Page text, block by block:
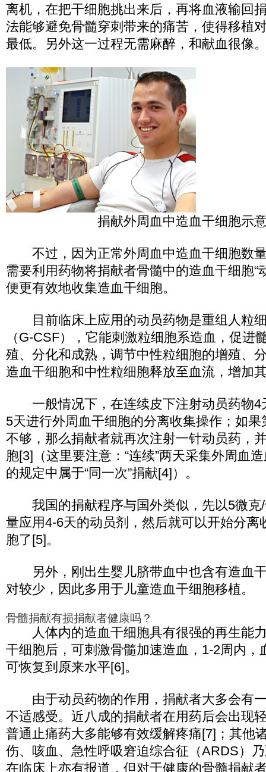
离机，在把干细胞挑出来后，再将血液输回
法能够避免骨髓穿刺带来的痛苦，使得移植
最低。另外这一过程无需麻醉，和献血很像
捐献外周血中造血干细胞示
不过，因为正常外周血中造血干细胞数
需要利用药物将捐献者骨髓中的造血干细胞“
便更有效地收集造血干细胞。
目前临床上应用的动员药物是重组人粒
（G-CSF），它能刺激粒细胞系造血，促进
殖、分化和成熟，调节中性粒细胞的增殖、
造血干细胞和中性粒细胞释放至血流，增加
一般情况下，在连续皮下注射动员药物4
5天进行外周血干细胞的分离收集操作；如
不够，那么捐献者就再次注射一针动员药，
胞[3]（这里要注意：“连续”两天采集外周血
的规定中属于“同一次”捐献[4]）。
我国的捐献程序与国外类似，先以5微克/
量应用4-6天的动员剂，然后就可以开始分离
胞了[5]。
另外，刚出生婴儿脐带血中也含有造血
对较少，因此多用于儿童造血干细胞移植。
骨髓捐献有损捐献者健康吗？
人体内的造血干细胞具有很强的再生能
干细胞后，可刺激骨髓加速造血，1-2周内，
可恢复到原来水平[6]。
由于动员药物的作用，捐献者大多会有
不适感受。近八成的捐献者在用药后会出现
普通止痛药大多能够有效缓解疼痛[7]；其他
伤、咳血、急性呼吸窘迫综合征（ARDS）
在临床上亦有报道，但对于健康的骨髓捐献